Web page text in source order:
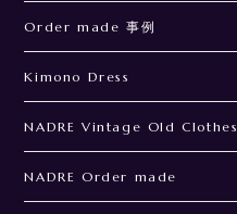
Order made 事例
Kimono Dress
NADRE Vintage Old Clothes
NADRE Order made